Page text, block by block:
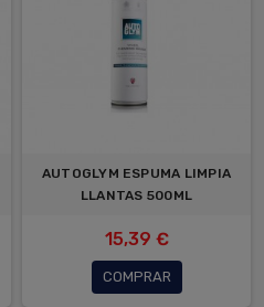
AUTOGLYM ESPUMA LIMPIA
LLANTAS 500ML
15,39 €
COMPRAR